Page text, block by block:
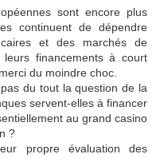
sont encore plus
continuent de dépendre
et des marchés de
financements à court
du moindre choc.
du tout la question de la
servent-elles à financer
au grand casino
?
propre évaluation des